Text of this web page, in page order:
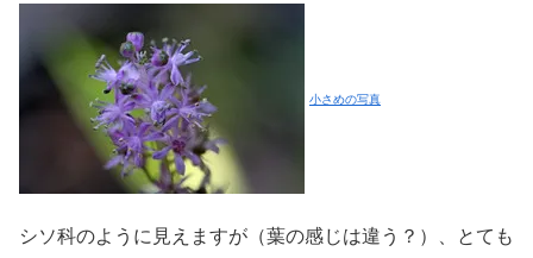
小さめの写真
シソ科のように見えますが（葉の感じは違う？）、とても